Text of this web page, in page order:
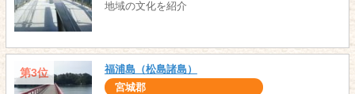
地域の文化を紹介
第3位 福浦島（松島諸島）
宮城郡